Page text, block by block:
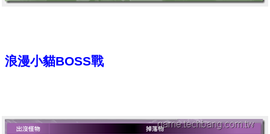
浪漫小貓BOSS戰